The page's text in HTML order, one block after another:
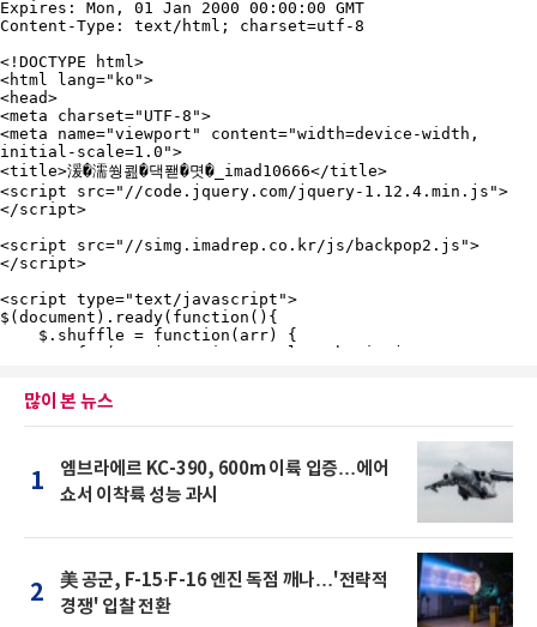
많이 본 뉴스
1
엠브라에르 KC-390, 600m 이륙 입증…에어
쇼서 이착륙 성능 과시
2
美 공군, F-15·F-16 엔진 독점 깨나…'전략적
경쟁' 입찰 전환